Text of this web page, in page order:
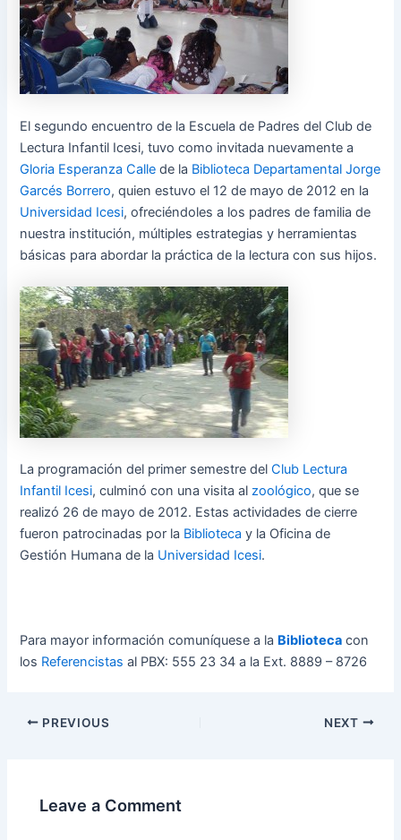
El segundo encuentro de la Escuela de Padres del Club de
Lectura Infantil Icesi, tuvo como invitada nuevamente a
Gloria Esperanza Calle de la Biblioteca Departamental Jorge
Garcés Borrero, quien estuvo el 12 de mayo de 2012 en la
Universidad Icesi, ofreciéndoles a los padres de familia de
nuestra institución, múltiples estrategias y herramientas
básicas para abordar la práctica de la lectura con sus hijos.
La programación del primer semestre delClub Lectura
Infantil Icesi, culminó con una visita alzoológico, que se
realizó 26 de mayo de 2012. Estas actividades de cierre
fueron patrocinadas por la Biblioteca y la Oficina de
Gestión Humana de la Universidad Icesi.
Para mayor información comuníquese a la Biblioteca con
los Referencistas al PBX: 555 23 34 a la Ext. 8889 – 8726
PREVIOUS NEXT
Leave a Comment